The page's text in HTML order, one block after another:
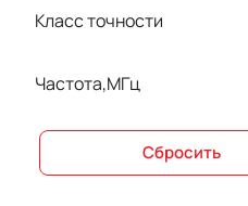
FUKUDA
GE Healthcare
IN VITRO
InBody
Класс точности
Частота,МГц
Сбросить